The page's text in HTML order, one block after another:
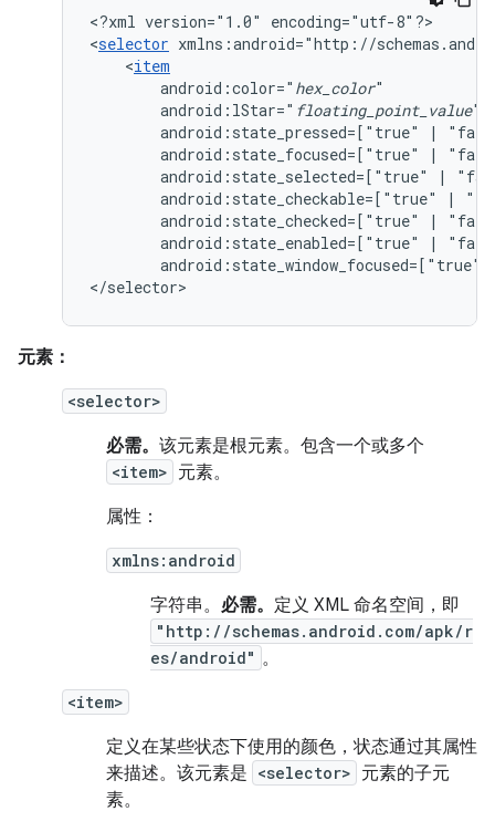
<?xml version="1.0"
encoding="utf-8"?>
<selector xmlns:android="http://
<item
android:color=" hex_color
android:lStar=" floating_point_value
android:state_pressed=["true"
|
android:state_focused=["true"
|
android:state_selected=["true"
|
android:state_checkable=["true"
|
android:state_checked=["true"
|
android:state_enabled=["true"
|
android:state_window_focused=["true"
</selector>
元素：
<selector>
必需。 该元素是根元素。包含一个或多个
<item> 元素。
属性：
xmlns:android
字符串。 必需。 定义 XML 命名空间，即
"http://schemas.android.com/apk/r
es/android" 。
<item>
定义在某些状态下使用的颜色，状态通过其属性
来描述。该元素是 <selector> 元素的子元
素。